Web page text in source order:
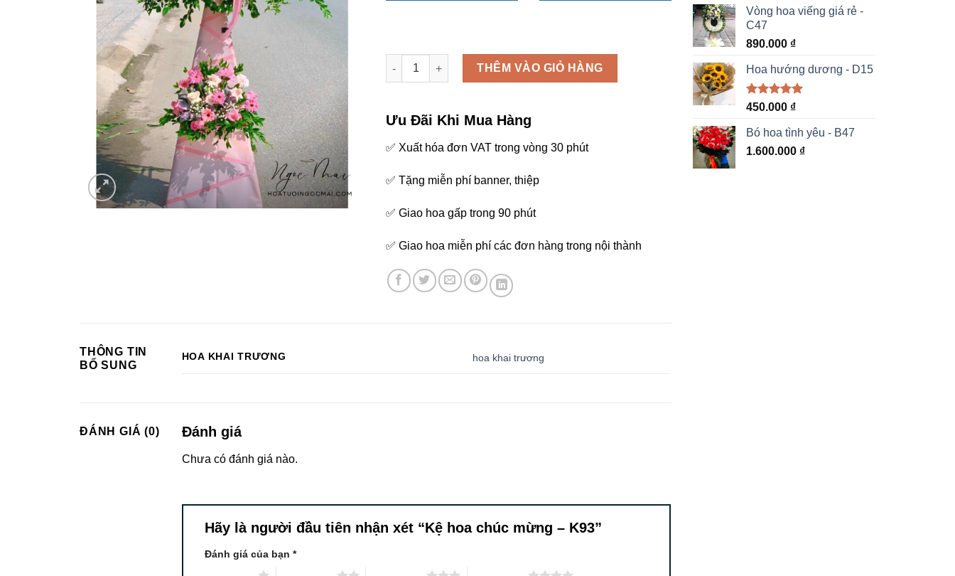
Kệ hoa chúc mừng - K93 số lượng
THÊM VÀO GIỎ HÀNG
Ưu Đãi Khi Mua Hàng
✅ Xuất hóa đơn VAT trong vòng 30 phút
✅ Tặng miễn phí banner, thiệp
✅ Giao hoa gấp trong 90 phút
✅ Giao hoa miễn phí các đơn hàng trong nội thành
THÔNG TIN
BỔ SUNG
HOA KHAI TRƯƠNG hoa khai trương
ĐÁNH GIÁ (0) Đánh giá
Chưa có đánh giá nào.
Hãy là người đầu tiên nhận xét “Kệ hoa chúc mừng – K93”
Đánh giá của bạn *
5 sao
Vòng hoa viếng giá rẻ -
C47
890.000 ₫
Hoa hướng dương - D15
Được xếp
5 sao
450.000 ₫
Bó hoa tình yêu - B47
1.600.000 ₫